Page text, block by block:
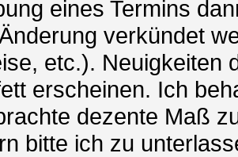
eines Termins
verkündet
etc.). Neuigkeiten
erscheinen. Ich
dezente Maß
bitte ich zu